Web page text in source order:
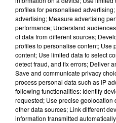
profiles for personalised
advertising; Measure advertising
performance; Understand
of data from different sources;
profiles to personalise content; Use
content; Use limited data to select
detect fraud, and fix errors; Deliver
Save and communicate privacy
process personal data such as IP
following functionalities: Identify
requested; Use precise geolocation
other data sources; Link different
information transmitted automatically.